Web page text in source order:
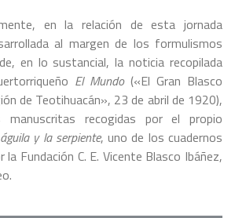
en la relación de esta jornada
al margen de los formulismos
en lo sustancial, la noticia recopilada
El Mundo(«El Gran Blasco
de Teotihuacán», 23 de abril de 1920),
recogidas por el propio
y la serpiente, uno de los cuadernos
Fundación C. E. Vicente Blasco Ibáñez,